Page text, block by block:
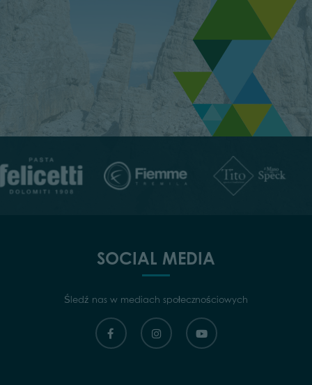
SOCIAL MEDIA
Śledź nas w mediach społecznościowych